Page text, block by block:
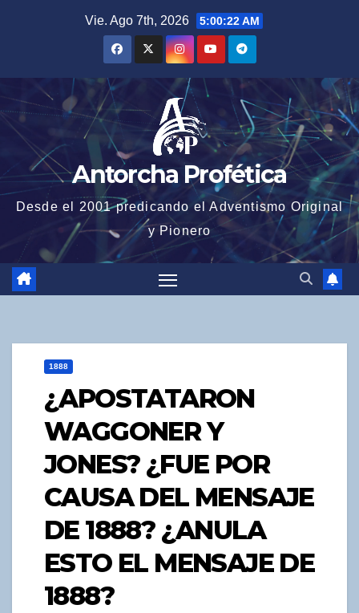
Vie. Ago 7th, 2026 5:00:23 AM
Antorcha Profética
Desde el 2001 predicando el Adventismo Original
y Pionero
1888
¿APOSTATARON
WAGGONER Y
JONES? ¿FUE POR
CAUSA DEL MENSAJE
DE 1888? ¿ANULA
ESTO EL MENSAJE DE
1888?